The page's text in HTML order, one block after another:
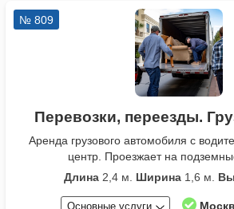
№ 809
Перевозки, переезды.
Аренда грузового автомобиля с
центр. Проезжает на
Длина2,4 м. Ширина1,6 м.
Основные услуги